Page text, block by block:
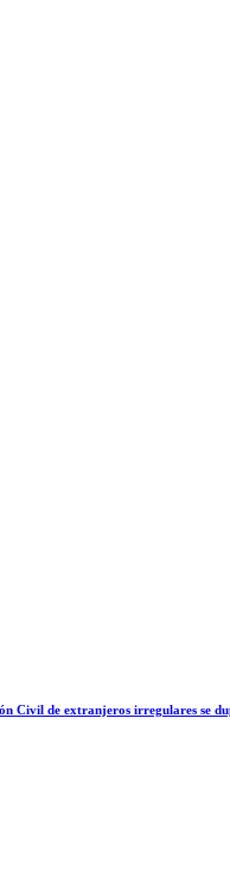
Civil de extranjeros irregulares se